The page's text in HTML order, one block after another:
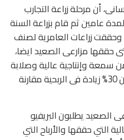
أن مرحلة زراعة التجارب
عامين ثم قام بزراعة السنة
350 فدان، وحققت زراعات العامرية لصنف
حققها مزارعى الصعيد ايضا،
سمعة وإنتاجية عالية وصلابة
لثماره، حيث يحقق الفدان 30% زيادة فى الربحية مقارنة
الصعيد يطلبون البريفيو
التي حققها والأرباح التي